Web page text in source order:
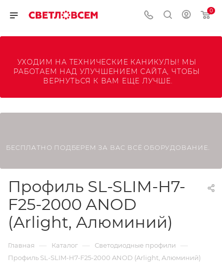
0
УХОДИМ НА ТЕХНИЧЕСКИЕ КАНИКУЛЫ! МЫ
РАБОТАЕМ НАД УЛУЧШЕНИЕМ САЙТА, ЧТОБЫ
ВЕРНУТЬСЯ К ВАМ ЕЩЕ ЛУЧШЕ.
БЕСПЛАТНО ПОДБЕРЕМ ЗА ВАС ВСЁ ОБОРУДОВАНИЕ.
Профиль SL-SLIM-H7-
F25-2000 ANOD
(Arlight, Алюминий)
Главная — Каталог — Светодиодные профили —
Профиль SL-SLIM-H7-F25-2000 ANOD (Arlight, Алюминий)